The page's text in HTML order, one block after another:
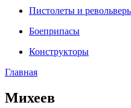
Пистолеты и
Боеприпасы
Конструкторы
Главная
Михеев